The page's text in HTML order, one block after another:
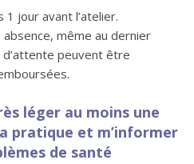
jour avant l’atelier.
même au dernier
peuvent être
léger au moins une
pratique et m’informer
de santé